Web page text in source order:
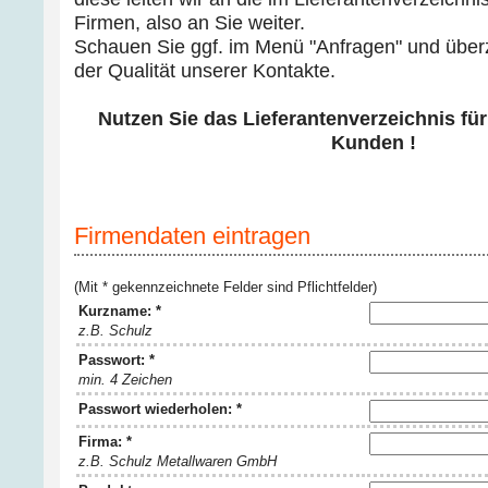
Firmen, also an Sie weiter.
Schauen Sie ggf. im Menü "Anfragen" und
der Qualität unserer Kontakte.
Nutzen Sie das Lieferantenverzeichnis
Kunden !
Firmendaten eintragen
(Mit * gekennzeichnete Felder sind Pflichtfelder)
Kurzname: *
z.B. Schulz
Passwort: *
min. 4 Zeichen
Passwort wiederholen: *
Firma: *
z.B. Schulz Metallwaren GmbH